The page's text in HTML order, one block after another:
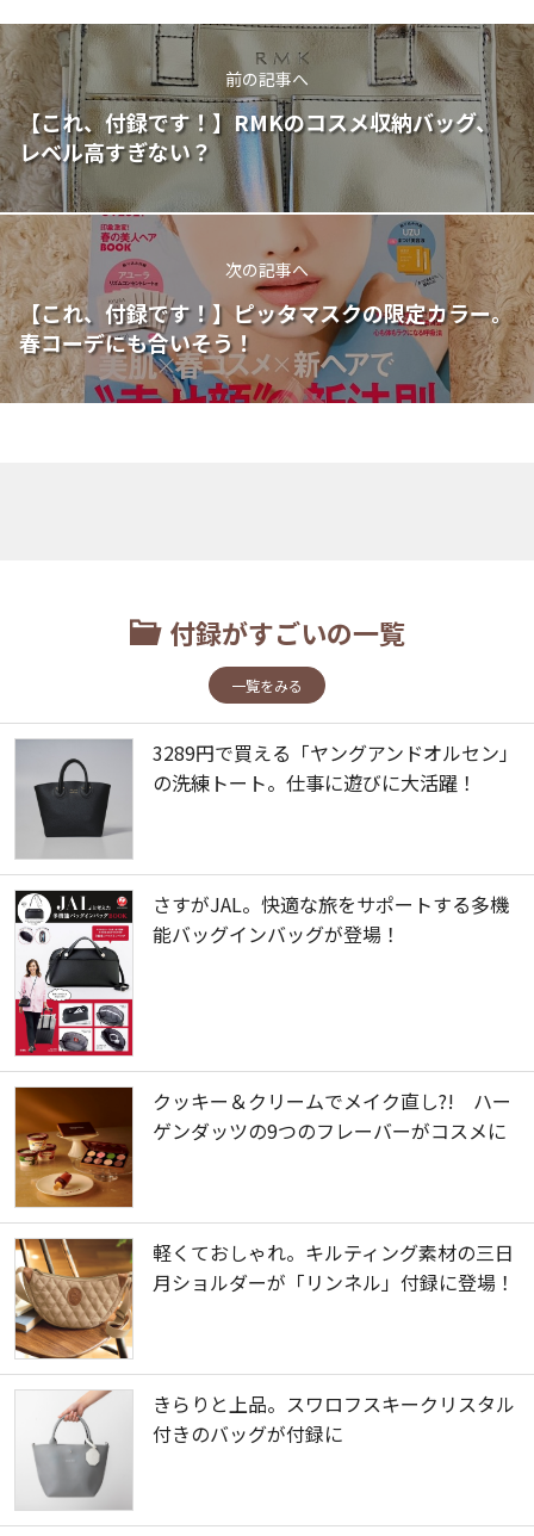
前の記事へ
【これ、付録です！】RMKのコスメ収納バッグ、
レベル高すぎない？
次の記事へ
【これ、付録です！】ピッタマスクの限定カラー。
春コーデにも合いそう！
付録がすごいの一覧
一覧をみる
3289円で買える「ヤングアンドオルセン」
の洗練トート。仕事に遊びに大活躍！
さすがJAL。快適な旅をサポートする多機
能バッグインバッグが登場！
クッキー＆クリームでメイク直し?! ハー
ゲンダッツの9つのフレーバーがコスメに
軽くておしゃれ。キルティング素材の三日
月ショルダーが「リンネル」付録に登場！
きらりと上品。スワロフスキークリスタル
付きのバッグが付録に